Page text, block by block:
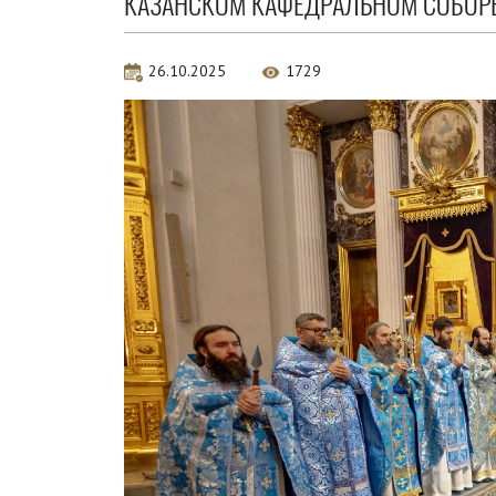
26.10.2025 1729